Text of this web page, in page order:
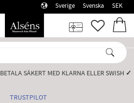
Sverige Svenska SEK
BETALA SÄKERT MED KLARNA ELLER SWISH️ ✓
TRUSTPILOT